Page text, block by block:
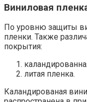
Виниловая
По уровню защиты
пленки. Также
покрытия:
литая пленка.
Каландированая